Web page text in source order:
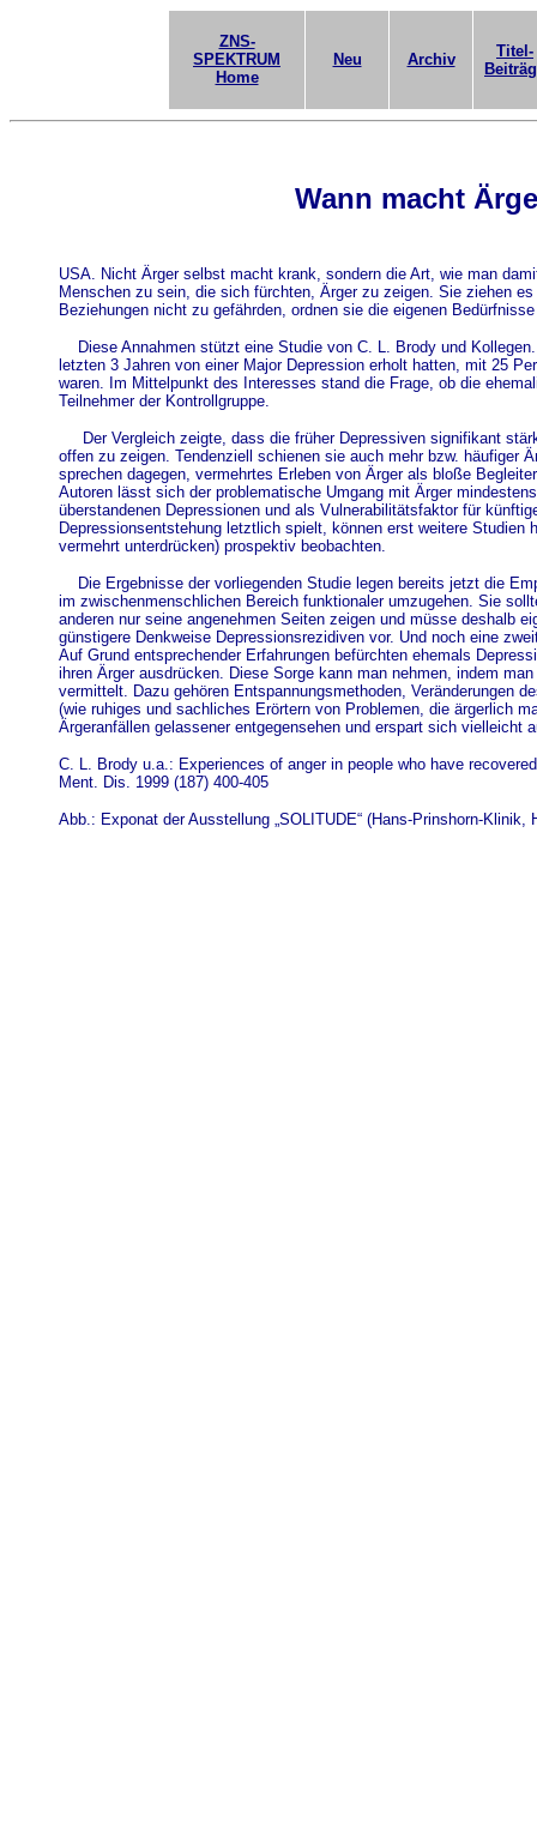
ZNS-
SPEKTRUM
Home
Neu Archiv
Titel-
Wann macht
USA. Nicht Ärger selbst macht krank, sondern die Art, wie man
Menschen zu sein, die sich fürchten, Ärger zu zeigen. Sie ziehen
Beziehungen nicht zu gefährden, ordnen sie die eigenen
Diese Annahmen stützt eine Studie von C. L. Brody und
letzten 3 Jahren von einer Major Depression erholt hatten, mit 25
waren. Im Mittelpunkt des Interesses stand die Frage, ob die
Teilnehmer der Kontrollgruppe.
Der Vergleich zeigte, dass die früher Depressiven signifikant
offen zu zeigen. Tendenziell schienen sie auch mehr bzw. häufiger
sprechen dagegen, vermehrtes Erleben von Ärger als bloße
Autoren lässt sich der problematische Umgang mit Ärger
überstandenen Depressionen und als Vulnerabilitätsfaktor für
Depressionsentstehung letztlich spielt, können erst weitere Studien
vermehrt unterdrücken) prospektiv beobachten.
Die Ergebnisse der vorliegenden Studie legen bereits jetzt die
im zwischenmenschlichen Bereich funktionaler umzugehen. Sie
anderen nur seine angenehmen Seiten zeigen und müsse deshalb
günstigere Denkweise Depressionsrezidiven vor. Und noch eine
Auf Grund entsprechender Erfahrungen befürchten ehemals
ihren Ärger ausdrücken. Diese Sorge kann man nehmen, indem
vermittelt. Dazu gehören Entspannungsmethoden, Veränderungen
(wie ruhiges und sachliches Erörtern von Problemen, die ärgerlich
Ärgeranfällen gelassener entgegensehen und erspart sich vielleicht
C. L. Brody u.a.: Experiences of anger in people who have
Ment. Dis. 1999 (187) 400-405
Abb.: Exponat der Ausstellung „SOLITUDE“ (Hans-Prinshorn-Klinik,